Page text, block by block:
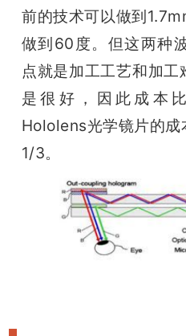
前的技术可以做到
做到60度。但这两种
点就是加工工艺和加
是很好，因此成本
Hololens光学镜片的成
1/3。